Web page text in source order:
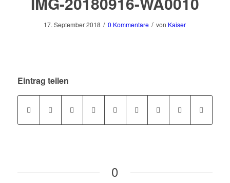
17. September 2018 / 0 Kommentare / von Kaiser
Eintrag teilen
0